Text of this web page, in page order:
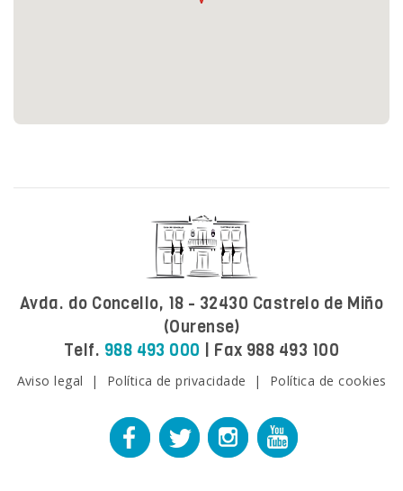
Avda. do Concello, 18 - 32430 Castrelo de Miño
(Ourense)
Telf. 988 493 000 | Fax 988 493 100
Aviso legal | Política de privacidade | Política de cookies